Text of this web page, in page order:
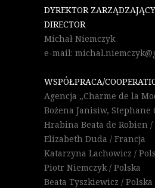
DYREKTOR
DIRECTOR
Michał Niemczyk
e-mail:
WSPÓŁPRACA/
Agencja „Charme de la
Bożena Janisiw, Stephane
Hrabina Beata de Robien /
Elizabeth Duda / Francja
Katarzyna Lachowicz /
Piotr Niemczyk / Polska
Beata Tyszkiewicz / Polska